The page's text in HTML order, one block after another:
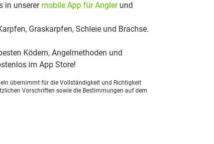
in unserer mobile App für Anglerund
Graskarpfen, Schleie und Brachse.
Ködern, Angelmethoden und
im App Store!
übernimmt für die Vollständigkeit und Richtigkeit
Vorschriften sowie die Bestimmungen auf dem